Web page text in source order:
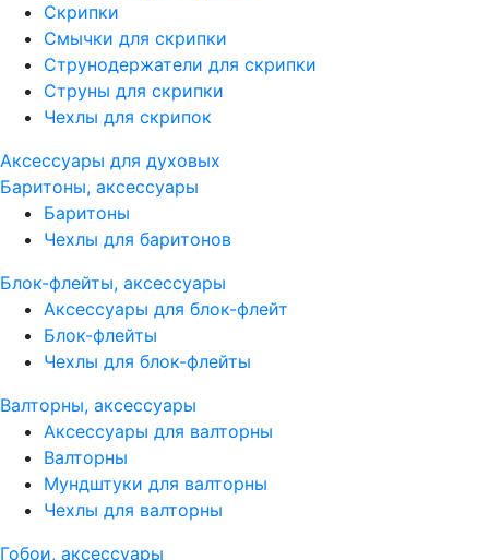
Скрипки
Смычки для скрипки
Струнодержатели для скрипки
Струны для скрипки
Чехлы для скрипок
Аксессуары для духовых
Баритоны, аксессуары
Баритоны
Чехлы для баритонов
Блок-флейты, аксессуары
Аксессуары для блок-флейт
Блок-флейты
Чехлы для блок-флейты
Валторны, аксессуары
Аксессуары для валторны
Валторны
Мундштуки для валторны
Чехлы для валторны
Гобои, аксессуары